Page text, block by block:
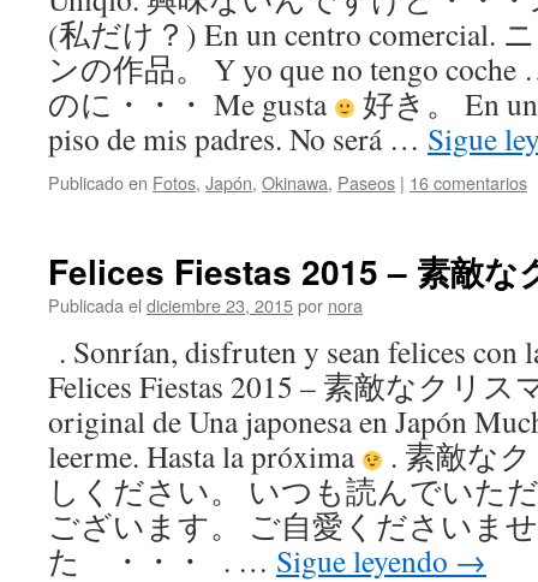
(私だけ？) En un centro comercial.
ンの作品。 Y yo que no tengo
のに・・・ Me gusta
好き。 En
piso de mis padres. No será … Sigue
Publicado en Fotos, Japón, Okinawa, Paseos | 16 comentarios
Felices Fiestas 2015 – 素敵な
Publicada el diciembre 23, 2015por nora
. Sonrían, disfruten y sean felices con
Felices Fiestas 2015 – 素敵なクリス
original de Una japonesa en Japón
leerme. Hasta la próxima
. 素敵な
しください。 いつも読んでいた
ございます。 ご自愛くださいま
た ・・・ . … Sigue leyendo →